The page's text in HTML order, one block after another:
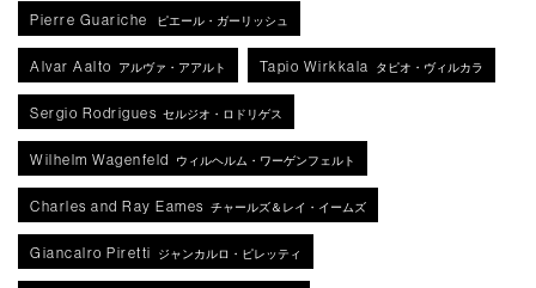
Pierre Guariche ピエール・ガーリッシュ
Alvar Aalto アルヴァ・アアルト Tapio Wirkkala タピオ・ヴィルカラ
Sergio Rodrigues セルジオ・ロドリゲス
Wilhelm Wagenfeld ウィルヘルム・ワーゲンフェルト
Charles and Ray Eames チャールズ＆レイ・イームズ
Giancalro Piretti ジャンカルロ・ピレッティ